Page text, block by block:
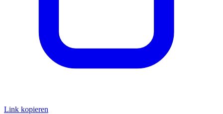
Link kopieren